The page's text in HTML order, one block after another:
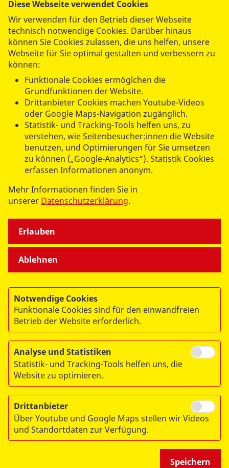
ASB Landesverband Berlin e.V.
Team Freiwilligendienste
Tel.:030 21307-121
fsj@asb-berlin.de
Am Köllnischen Park 1
© 2026 ASB Berlin
Impressum
Datenschutz
Sitemap
Links
Diese Webseite verwendet Cookies
Wir verwenden für den Betrieb dieser Webseite
technisch notwendige Cookies. Darüber hinaus
können Sie Cookies zulassen, die uns helfen, unsere
Webseite für Sie optimal gestalten und verbessern zu
können:
Funktionale Cookies ermöglchen die
Grundfunktionen der Website.
Drittanbieter Cookies machen Youtube-Videos
oder Google Maps-Navigation zugänglich.
Statistik- und Tracking-Tools helfen uns, zu
verstehen, wie Seitenbesucher:innen die Website
benutzen, und Optimierungen für Sie umsetzen
zu können („Google-Analytics“). Statistik Cookies
erfassen Informationen anonym.
Mehr Informationen finden Sie in
unserer Datenschutzerklärung.
Ablehnen
Erlauben
Notwendige Cookies
Funktionale Cookies sind für den einwandfreien
Betrieb der Website erforderlich.
Analyse und Statistiken
Statistik- und Tracking-Tools helfen uns, die
Website zu optimieren.
Drittanbieter
Über Youtube und Google Maps stellen wir Videos
und Standortdaten zur Verfügung.
Speichern